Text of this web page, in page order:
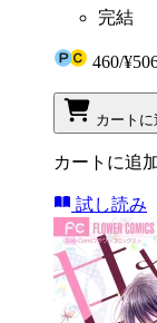
完結
460/
カートに
カートに追
試し読み